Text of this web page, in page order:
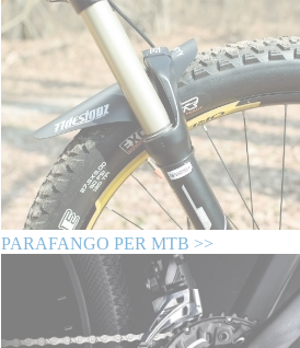
PARAFANGO PER MTB >>